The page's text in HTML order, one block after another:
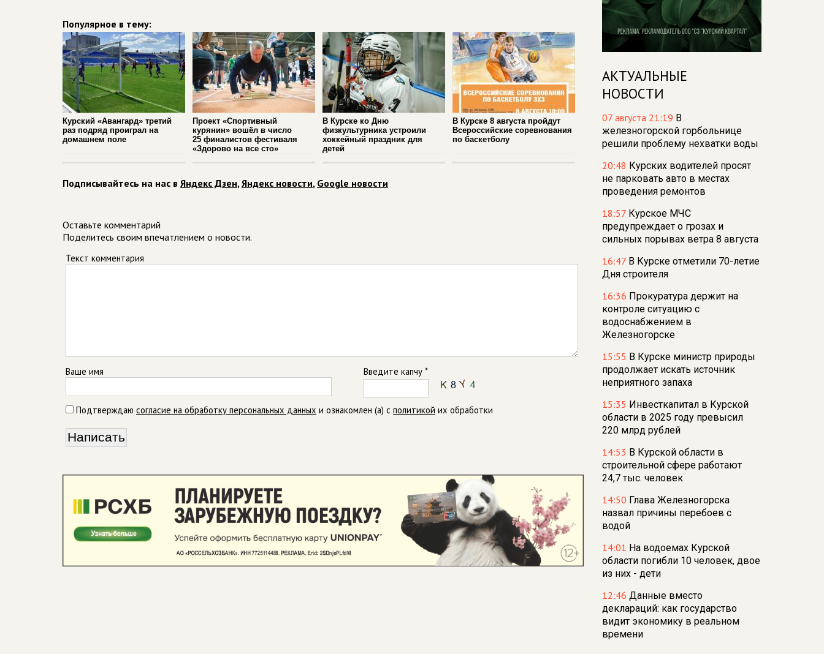
Популярное в тему:
Курский «Авангард» третий
раз подряд проиграл на
домашнем поле
Проект «Спортивный
курянин» вошёл в число
25 финалистов фестиваля
«Здорово на все сто»
В Курске ко Дню
физкультурника устроили
хоккейный праздник для
детей
В Курске 8 августа пройдут
Всероссийские соревнования
по баскетболу
Подписывайтесь на нас в Яндекс Дзен,Яндекс новости, Google новости
Оставьте комментарий
Поделитесь своим впечатлением о новости.
Текст комментария
Ваше имя Введите капчу *
Подтверждаю согласие на обработку персональных данных и ознакомлен (а) с политикой их обработки
АКТУАЛЬНЫЕ
НОВОСТИ
07 августа 21:19 В
железногорской горбольнице
решили проблему нехватки воды
20:48 Курских водителей просят
не парковать авто в местах
проведения ремонтов
18:57 Курское МЧС
предупреждает о грозах и
сильных порывах ветра 8 августа
16:47 В Курске отметили 70-летие
Дня строителя
16:36 Прокуратура держит на
контроле ситуацию с
водоснабжением в
Железногорске
15:55 В Курске министр природы
продолжает искать источник
неприятного запаха
15:35 Инвесткапитал в Курской
области в 2025 году превысил
220 млрд рублей
14:53 В Курской области в
строительной сфере работают
24,7 тыс. человек
14:50 Глава Железногорска
назвал причины перебоев с
водой
14:01 На водоемах Курской
области погибли 10 человек, двое
из них - дети
12:46 Данные вместо
деклараций: как государство
видит экономику в реальном
времени